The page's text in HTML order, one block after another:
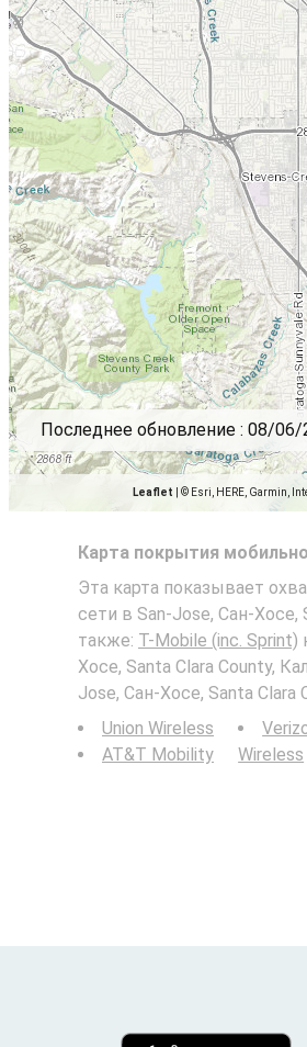
Leaflet © Esri, HERE, Garmin,
Последнее обновление : 08/06/
Карта покрытия
Эта карта показывает
сети в San-Jose, Сан-Хосе,
также: T-Mobile (inc. Sprint)
Хосе, Santa Clara County,
Jose, Сан-Хосе, Santa Clara
Union Wireless
AT&T Mobility
Wireless